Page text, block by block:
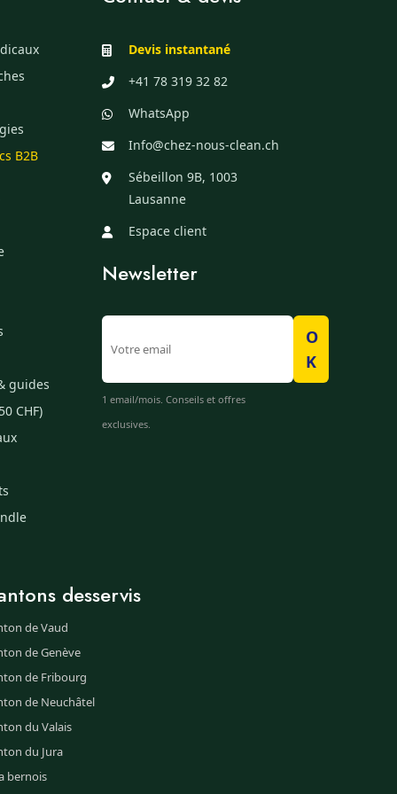
B2B
guides
CHF)
Devis instantané
+41 78 319 32 82
WhatsApp
Info@chez-nous-clean.ch
Sébeillon 9B, 1003
Lausanne
Espace client
Newsletter
O
K
1 email/mois. Conseils et offres
exclusives.
desservis
de Vaud
de Genève
de Fribourg
de Neuchâtel
du Valais
du Jura
bernois